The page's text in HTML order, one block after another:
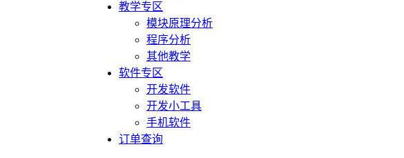
教学专区
模块原理分析
程序分析
其他教学
软件专区
开发软件
开发小工具
手机软件
订单查询